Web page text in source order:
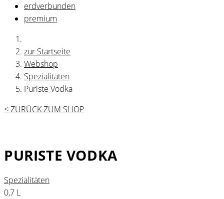
erdverbunden
premium
zur Startseite
Webshop
Spezialitäten
Puriste Vodka
< ZURÜCK ZUM SHOP
PURISTE VODKA
Spezialitäten
0,7 L